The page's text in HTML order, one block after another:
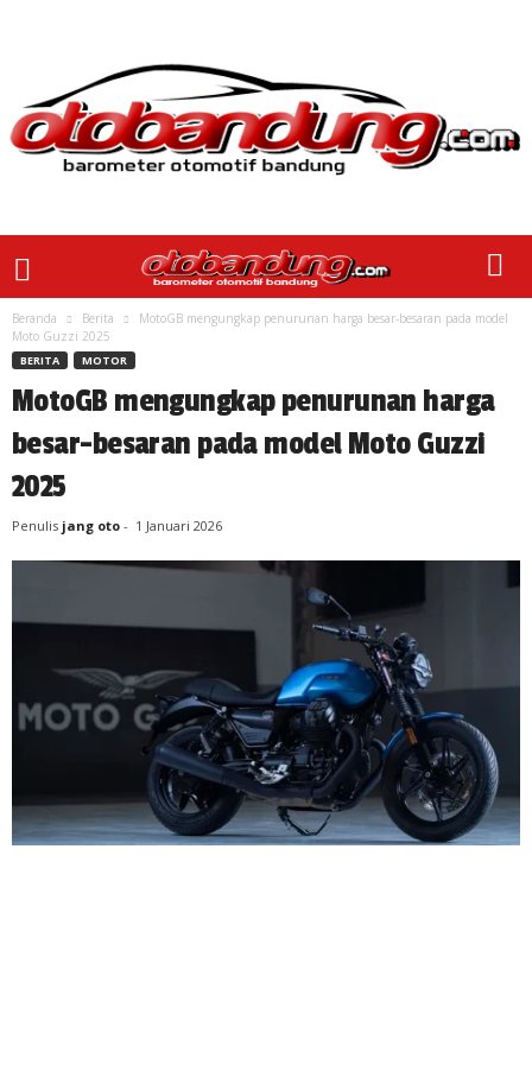
Beranda Berita
MotoGB mengungkap penurunan harga besar-besaran pada model
Moto Guzzi 2025
BERITA MOTOR
MotoGB mengungkap penurunan harga
besar-besaran pada model Moto Guzzi
2025
Penulis jang oto - 1 Januari 2026